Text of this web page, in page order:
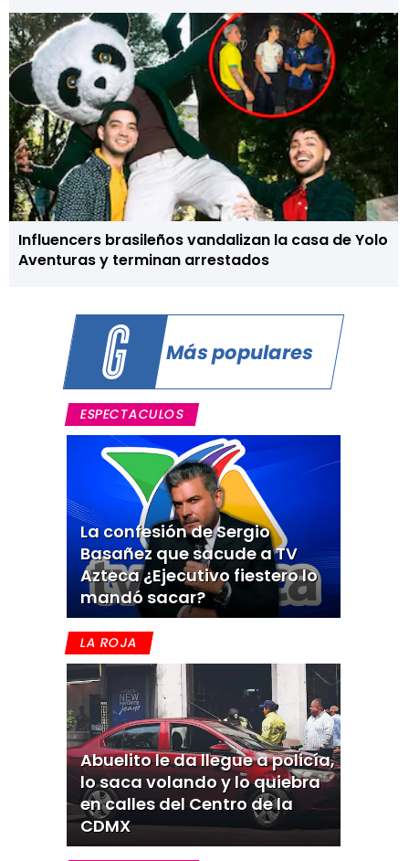
Influencers brasileños vandalizan la casa de Yolo
Aventuras y terminan arrestados
Más populares
ESPECTACULOS
La confesión de Sergio
Basañez que sacude a TV
Azteca ¿Ejecutivo fiestero lo
mandó sacar?
LA ROJA
Abuelito le da llegue a policía,
lo saca volando y lo quiebra
en calles del Centro de la
CDMX